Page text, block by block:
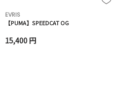
EVRIS
【PUMA】SPEEDCAT OG
15,400 円